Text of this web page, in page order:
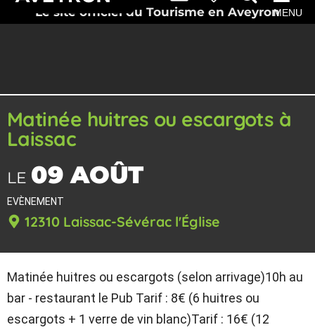
Le site officiel du Tourisme en AveyronMENU
Matinée huitres ou escargots à
Laissac
LE 09 AOÛT
EVÈNEMENT
12310 Laissac-Sévérac l'Église
Matinée huitres ou escargots (selon arrivage)10h au
bar - restaurant le Pub Tarif : 8€ (6 huitres ou
escargots + 1 verre de vin blanc)Tarif : 16€ (12